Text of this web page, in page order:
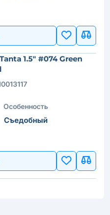
1.5" #074 Green
Особенность
Съедобный